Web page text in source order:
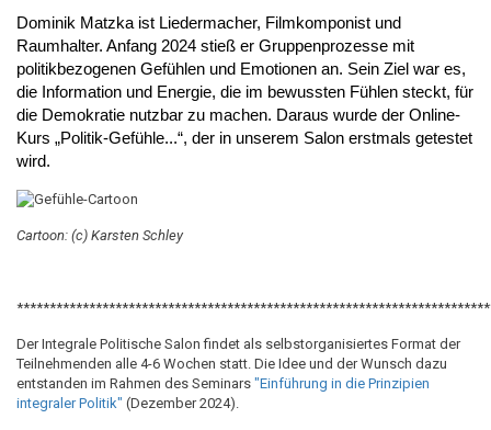
Dominik Matzka ist Liedermacher, Filmkomponist und
Raumhalter. Anfang 2024 stieß er Gruppenprozesse mit
politikbezogenen Gefühlen und Emotionen an. Sein Ziel war es,
die Information und Energie, die im bewussten Fühlen steckt, für
die Demokratie nutzbar zu machen. Daraus wurde der Online-
Kurs „Politik-Gefühle...“, der in unserem Salon erstmals getestet
wird.
Cartoon: (c) Karsten Schley
Der Integrale Politische Salon findet als selbstorganisiertes Format der
Teilnehmenden alle 4-6 Wochen statt. Die Idee und der Wunsch dazu
entstanden im Rahmen des Seminars "Einführung in die Prinzipien
integraler Politik" (Dezember 2024).